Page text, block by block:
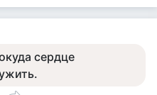
сердце